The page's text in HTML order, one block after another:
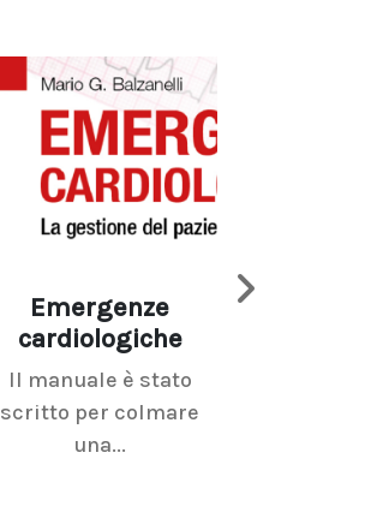
Emergenze
cardiologiche
Il manuale è stato
scritto per colmare
una...